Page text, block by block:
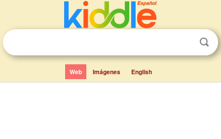
Web Imágenes English